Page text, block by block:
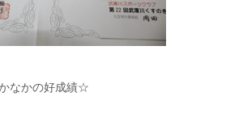
なかの好成績☆